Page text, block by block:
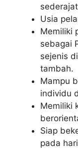
Usia
Memiliki
sebagai
sejenis
tambah.
Mampu
individu
Memiliki
Siap
pada